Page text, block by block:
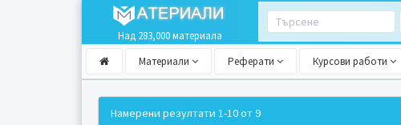
Над 283,000 материала
Материали Реферати Курсови работи
Намерени резултати 1-10 от 9